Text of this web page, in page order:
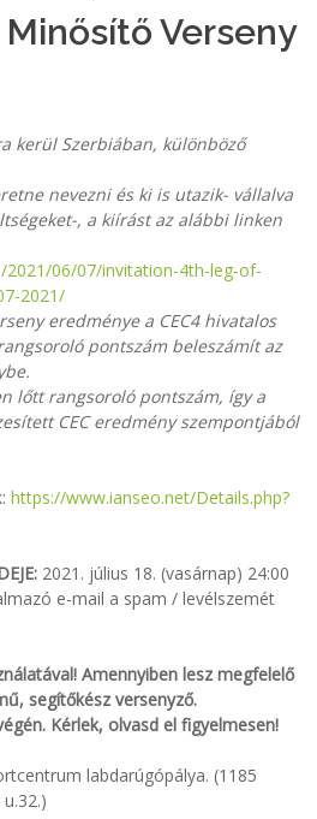
Verseny
kerül Szerbiában, különböző
nevezni és ki is utazik- vállalva
, a kiírást az alábbi linken
2021/06/07/invitation-4th-leg-of-
2021/
eredménye a CEC4 hivatalos
pontszám beleszámít az
lőtt rangsoroló pontszám, így a
CEC eredmény szempontjából
https://www.ianseo.net/Details.php?
2021. július 18. (vasárnap) 24:00
e-mail a spam / levélszemét
Amennyiben lesz megfelelő
segítőkész versenyző.
Kérlek, olvasd el figyelmesen!
labdarúgópálya. (1185